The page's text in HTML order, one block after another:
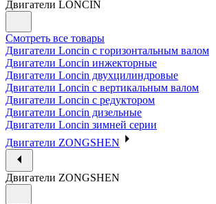
Двигатели LONCIN
Смотреть все товары
Двигатели Loncin с горизонтальным валом
Двигатели Loncin инжекторные
Двигатели Loncin двухцилиндровые
Двигатели Loncin с вертикальным валом
Двигатели Loncin с редуктором
Двигатели Loncin дизельные
Двигатели Loncin зимней серии
Двигатели ZONGSHEN
Двигатели ZONGSHEN